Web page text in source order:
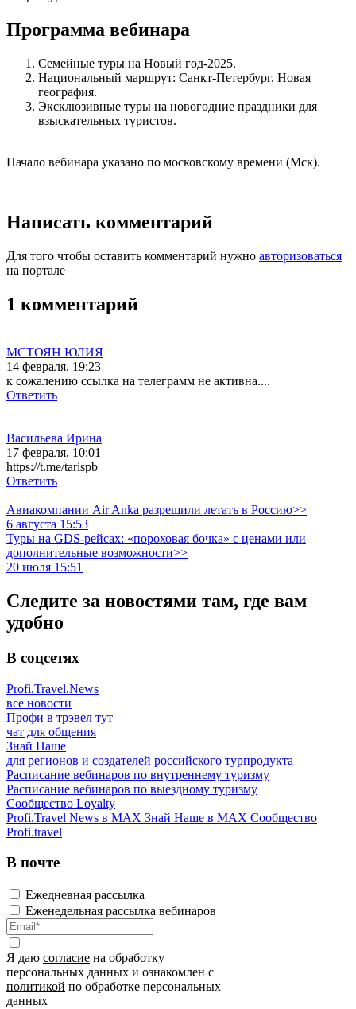
Программа вебинара
Семейные туры на Новый год-2025.
Национальный маршрут: Санкт-Петербург. Новая
география.
Эксклюзивные туры на новогодние праздники для
взыскательных туристов.
Начало вебинара указано по московскому времени (Мск).
Написать комментарий
Для того чтобы оставить комментарий нужно авторизоваться
на портале
1 комментарий
МСТОЯН ЮЛИЯ
14 февраля, 19:23
к сожалению ссылка на телеграмм не активна....
Ответить
Васильева Ирина
17 февраля, 10:01
https://t.me/tarispb
Ответить
Авиакомпании Air Anka разрешили летать в Россию>>
6 августа 15:53
Туры на GDS-рейсах: «пороховая бочка» с ценами или
дополнительные возможности>>
20 июля 15:51
Следите за новостями там, где вам
удобно
В соцсетях
Profi.Travel.News
все новости
Профи в трэвел тут
чат для общения
Знай Наше
для регионов и создателей российского турпродукта
Расписание вебинаров по внутреннему туризму
Расписание вебинаров по выездному туризму
Сообщество Loyalty
Profi.Travel News в MAX Знай Наше в MAX Сообщество
Profi.travel
В почте
Ежедневная рассылка
Еженедельная рассылка вебинаров
Я даю согласие на обработку
персональных данных и ознакомлен с
политикой по обработке персональных
данных